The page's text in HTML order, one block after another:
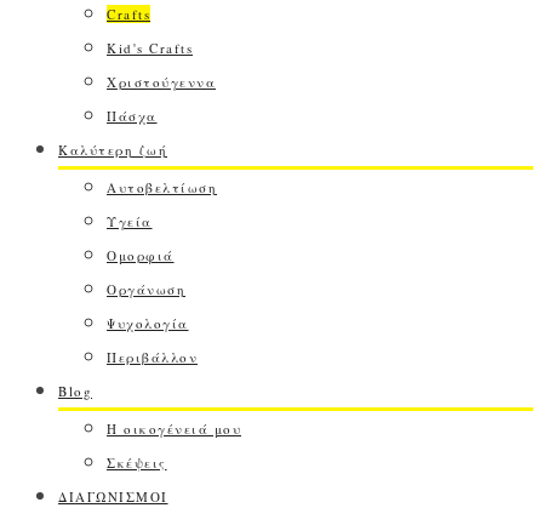
Crafts
Kid's Crafts
Χριστούγεννα
Πάσχα
Καλύτερη ζωή
Αυτοβελτίωση
Υγεία
Ομορφιά
Οργάνωση
Ψυχολογία
Περιβάλλον
Blog
Η οικογένειά μου
Σκέψεις
ΔΙΑΓΩΝΙΣΜΟΙ